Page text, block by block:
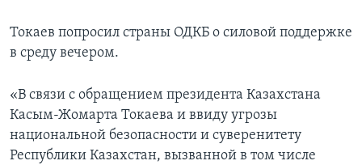
Токаев попросил страны ОДКБ о силовой поддержке
в среду вечером.
«В связи с обращением президента Казахстана
Касым-Жомарта Токаева и ввиду угрозы
национальной безопасности и суверенитету
Республики Казахстан, вызванной в том числе